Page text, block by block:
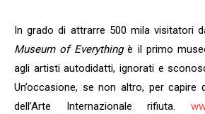
In grado di attrarre 500 mila visitatori
Museum of Everythingè il primo
agli artisti autodidatti, ignorati e
Un’occasione, se non altro, per capire
dell’Arte Internazionale rifiuta.